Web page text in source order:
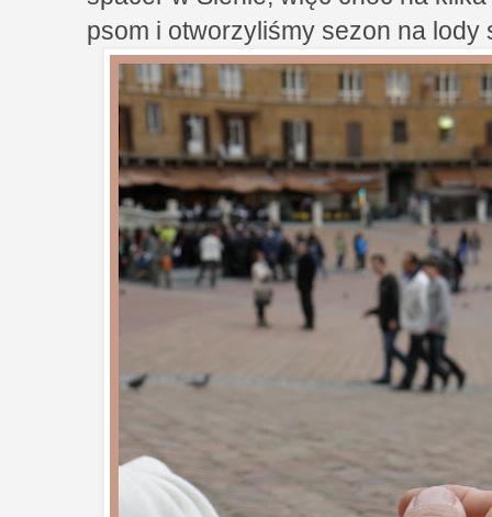
psom i otworzyliśmy sezon na lody